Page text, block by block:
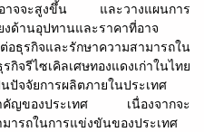
อาจจะสูงขึ้น และวางแผนการ
งด้านอุปทานและราคาที่อาจ
ธุรกิจและรักษาความสามารถใน
รีไซเคิลเศษทองแดงเก่าในไทย
ปัจจัยการผลิตภายในประเทศ
ำคัญของประเทศ เนื่องจากจะ
ารถในการแข่งขันของประเทศ